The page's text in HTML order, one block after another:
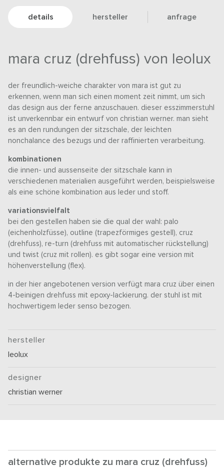
details hersteller anfrage
mara cruz (drehfuss) von leolux
der freundlich-weiche charakter von mara ist gut zu
erkennen, wenn man sich einen moment zeit nimmt, um sich
das design aus der ferne anzuschauen. dieser esszimmerstuhl
ist unverkennbar ein entwurf von christian werner. man sieht
es an den rundungen der sitzschale, der leichten
nonchalance des bezugs und der raffinierten verarbeitung.
kombinationen
die innen- und aussenseite der sitzschale kann in
verschiedenen materialien ausgeführt werden, beispielsweise
als eine schöne kombination aus leder und stoff.
variationsvielfalt
bei den gestellen haben sie die qual der wahl: palo
(eichenholzfüsse), outline (trapezförmiges gestell), cruz
(drehfuss), re-turn (drehfuss mit automatischer rückstellung)
und twist (cruz mit rollen). es gibt sogar eine version mit
höhenverstellung (flex).
in der hier angebotenen version verfügt mara cruz über einen
4-beinigen drehfuss mit epoxy-lackierung. der stuhl ist mit
hochwertigem leder senso bezogen.
hersteller
leolux
designer
christian werner
alternative produkte zu mara cruz (drehfuss)